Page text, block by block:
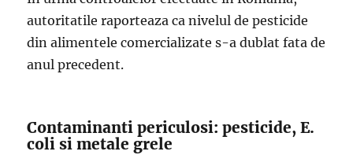
autoritatile raporteaza ca nivelul de pesticide
din alimentele comercializate s-a dublat fata de
anul precedent.
Contaminanti periculosi: pesticide, E.
coli si metale grele